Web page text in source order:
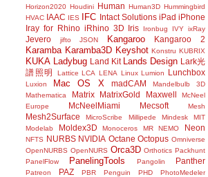
Horizon2020 Houdini Human Human3D Hummingbird
HVAC IAAC IES IFC Intact Solutions iPad iPhone
Iray for Rhino iRhino 3D Iris Ironbug IVY ixRay
Jevero jifto JSON Kangaroo Kangaroo 2
Karamba Karamba3D Keyshot Konstru KUBRIX
KUKA Ladybug Land Kit Lands Design Lark光
譜照明
Lattice LCA LENA Linux Lumion Lunchbox
Luxion Mac OS X madCAM
Mandelbulb 3D
Mathematica
Matrix MatrixGold Maxwell
McNeel
Europe
McNeelMiami Mecsoft Mesh
Mesh2Surface MicroScribe Millipede Mindesk
MIT
Modelab
Moldex3D Monoceros MR NEMO Neon
NFTS NURBS NVIDIA Octane Octopus Omniverse
OpenNURBS OpenNURS Orca3D Orthotics Packhunt
PanelFlow
PanelingTools Pangolin Panther
Patreon PAZ PBR Penguin PHD
PhotoMedeler